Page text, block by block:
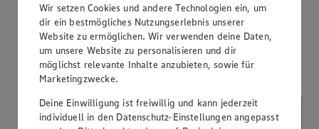
Wir setzen Cookies und andere Technologien ein, um
dir ein bestmögliches Nutzungserlebnis unserer
Website zu ermöglichen. Wir verwenden deine Daten,
um unsere Website zu personalisieren und dir
möglichst relevante Inhalte anzubieten, sowie für
Marketingzwecke.
Deine Einwilligung ist freiwillig und kann jederzeit
individuell in den Datenschutz-Einstellungen angepasst